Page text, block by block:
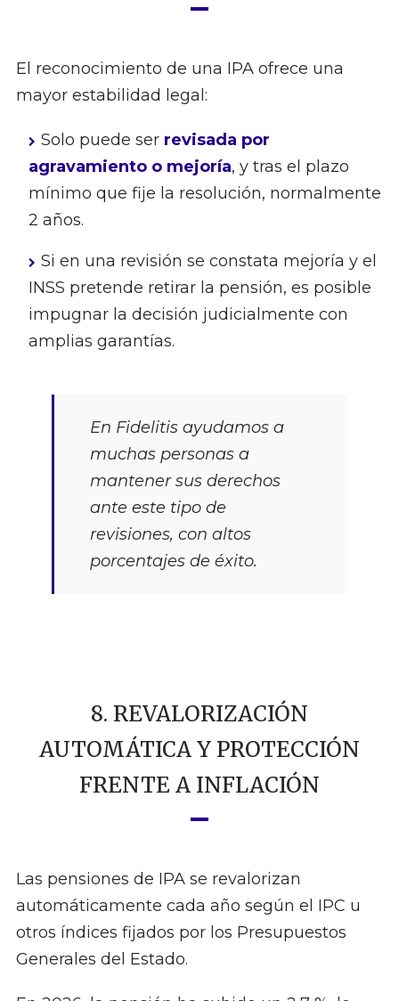
El reconocimiento de una IPA ofrece una
mayor estabilidad legal:
Solo puede ser revisada por
agravamiento o mejoría, y tras el plazo
mínimo que fije la resolución, normalmente
2 años.
Si en una revisión se constata mejoría y el
INSS pretende retirar la pensión, es posible
impugnar la decisión judicialmente con
amplias garantías.
En Fidelitis ayudamos a
muchas personas a
mantener sus derechos
ante este tipo de
revisiones, con altos
porcentajes de éxito.
8. REVALORIZACIÓN
AUTOMÁTICA Y PROTECCIÓN
FRENTE A INFLACIÓN
Las pensiones de IPA se revalorizan
automáticamente cada año según el IPC u
otros índices fijados por los Presupuestos
Generales del Estado.